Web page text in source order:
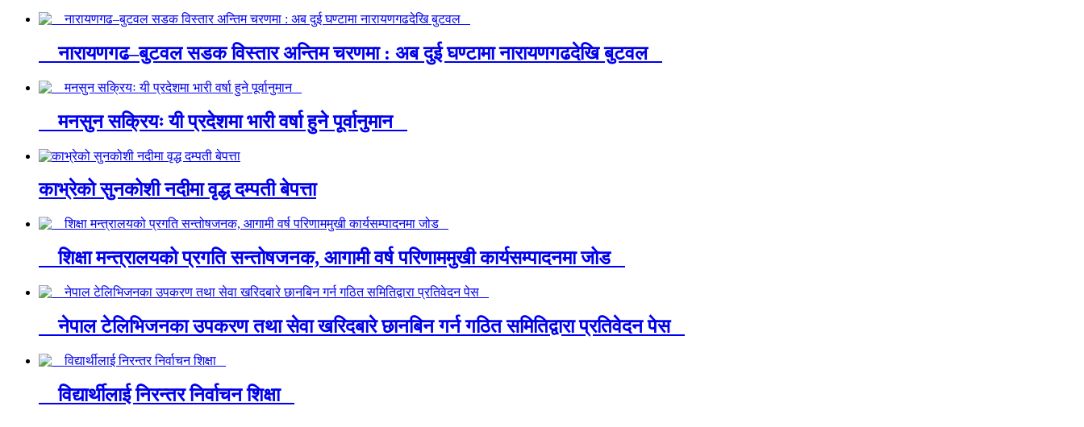
नारायणगढ–बुटवल सडक विस्तार अन्तिम चरणमा : अब दुई घण्टामा नारायणगढदेखि बुटवल
मनसुन सक्रियः यी प्रदेशमा भारी वर्षा हुने पूर्वानुमान
काभ्रेको सुनकोशी नदीमा वृद्ध दम्पती बेपत्ता
शिक्षा मन्त्रालयको प्रगति सन्तोषजनक, आगामी वर्ष परिणाममुखी कार्यसम्पादनमा जोड
नेपाल टेलिभिजनका उपकरण तथा सेवा खरिदबारे छानबिन गर्न गठित समितिद्वारा प्रतिवेदन पेस
विद्यार्थीलाई निरन्तर निर्वाचन शिक्षा